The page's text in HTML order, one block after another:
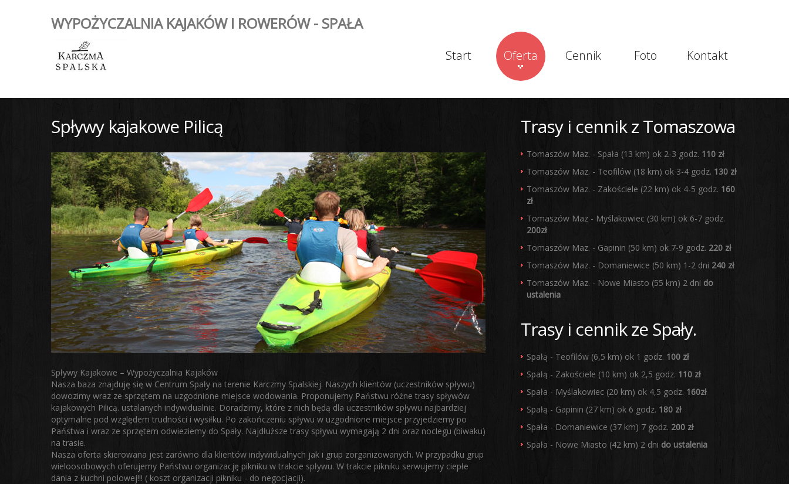
WYPOŻYCZALNIA KAJAKÓW I ROWERÓW - SPAŁA
Start Oferta Cennik Foto Kontakt
Spływy kajakowe Pilicą
Spływy Kajakowe – Wypożyczalnia Kajaków
Nasza baza znajduję się w Centrum Spały na terenie Karczmy Spalskiej. Naszych klientów (uczestników spływu)
dowozimy wraz ze sprzętem na uzgodnione miejsce wodowania. Proponujemy Państwu różne trasy spływów
kajakowych Pilicą. ustalanych indywidualnie. Doradzimy, które z nich będą dla uczestników spływu najbardziej
optymalne pod względem trudności i wysiłku. Po zakończeniu spływu w uzgodnione miejsce przyjedziemy po
Państwa i wraz ze sprzętem odwieziemy do Spały. Najdłuższe trasy spływu wymagają 2 dni oraz noclegu (biwaku)
na trasie.
Nasza oferta skierowana jest zarówno dla klientów indywidualnych jak i grup zorganizowanych. W przypadku grup
wieloosobowych oferujemy Państwu organizację pikniku w trakcie spływu. W trakcie pikniku serwujemy ciepłe
dania z kuchni polowej!!! ( koszt organizacji pikniku - do negocjacji).
Trasy i cennik z Tomaszowa
Tomaszów Maz. - Spała (13 km) ok 2-3 godz. 110 zł
Tomaszów Maz. - Teofilów (18 km) ok 3-4 godz. 130 zł
Tomaszów Maz. - Zakościele (22 km) ok 4-5 godz. 160
zł
Tomaszów Maz - Myślakowiec (30 km) ok 6-7 godz.
200zł
Tomaszów Maz. - Gapinin (50 km) ok 7-9 godz. 220 zł
Tomaszów Maz. - Domaniewice (50 km) 1-2 dni 240 zł
Tomaszów Maz. - Nowe Miasto (55 km) 2 dni do
ustalenia
Trasy i cennik ze Spały.
Spałą - Teofilów (6,5 km) ok 1 godz. 100 zł
Spałą - Zakościele (10 km) ok 2,5 godz. 110 zł
Spała - Myślakowiec (20 km) ok 4,5 godz. 160zł
Spałą - Gapinin (27 km) ok 6 godz. 180 zł
Spała - Domaniewice (37 km) 7 godz. 200 zł
Spała - Nowe Miasto (42 km) 2 dni do ustalenia